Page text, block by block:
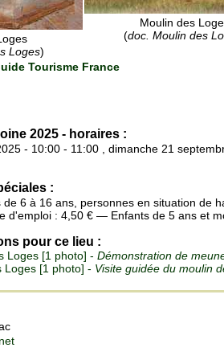
Loges)
Moulin des
(doc. Moulin des
Tourisme France
2025 - horaires :
- 10:00 - 11:00 , dimanche 21
:
6 à 16 ans, personnes en situation de
d'emploi : 4,50 € — Enfants de 5 ans et
pour ce lieu :
Loges [1 photo] - Démonstration de
Loges [1 photo] - Visite guidée du moulin